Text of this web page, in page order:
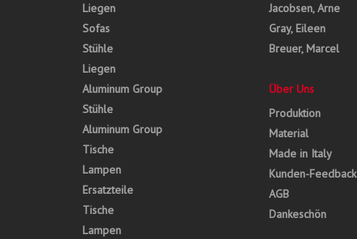
Liegen
Sofas
Stühle
Liegen
Aluminum Group
Stühle
Aluminum Group
Tische
Lampen
Ersatzteile
Tische
Lampen
Jacobsen, Arne
Gray, Eileen
Breuer, Marcel
Über Uns
Produktion
Material
Made in Italy
Kunden-Feedback
AGB
Dankeschön